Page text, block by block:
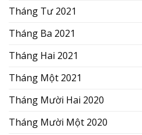
Tháng Tư 2021
Tháng Ba 2021
Tháng Hai 2021
Tháng Một 2021
Tháng Mười Hai 2020
Tháng Mười Một 2020